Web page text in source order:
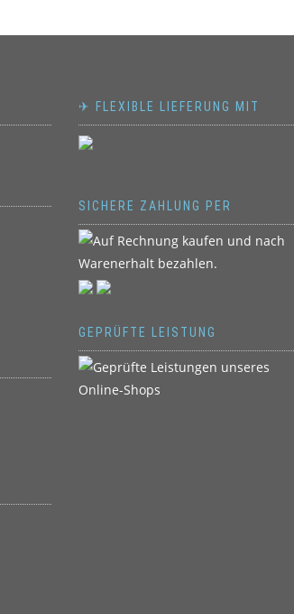
✈ FLEXIBLE LIEFERUNG MIT
SICHERE ZAHLUNG PER
GEPRÜFTE LEISTUNG